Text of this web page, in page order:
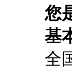
您
基
全